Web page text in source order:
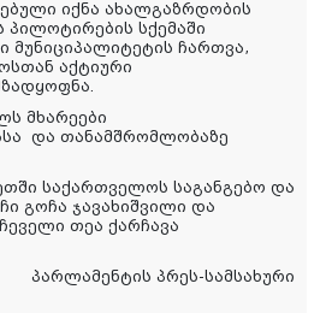
იქნა ახალგაზრდობის
პილოტირების სქემაში
ჩართვა,
აქტიური
მხარეები
და თანამშრომლობაზე
საქართველოს საგანგებო და
გოჩა ჯავახიშვილი და
თეა ქარჩავა
პარლამენტის პრეს-სამსახური